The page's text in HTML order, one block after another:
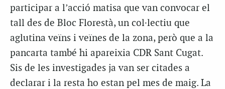
participar a l’acció matisa que van convocar el
tall des de Bloc Florestà, un col·lectiu que
aglutina veïns i veïnes de la zona, però que a la
pancarta també hi apareixia CDR Sant Cugat.
Sis de les investigades ja van ser citades a
declarar i la resta ho estan pel mes de maig. La